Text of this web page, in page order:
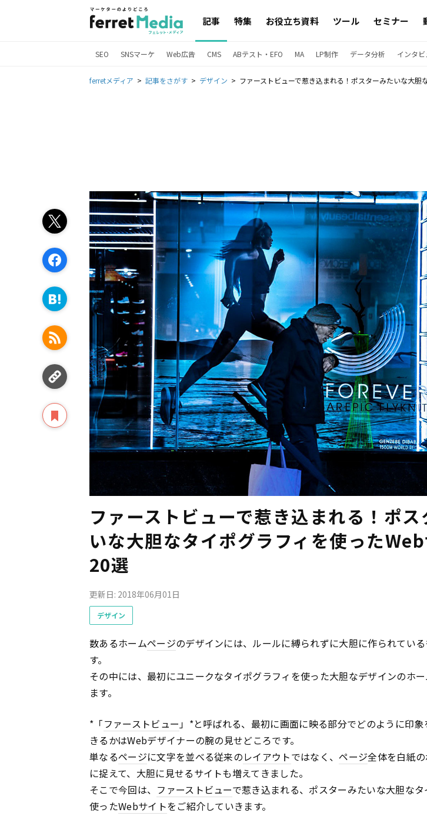
記事 特集 お役立ち資料 ツール セミナー
SEO SNSマーケ Web広告 CMS ABテスト・EFO MA LP制作 データ分析 インタビ
ferretメディア 記事をさがす デザイン ファーストビューで惹き込まれる！ポスターみたいな大
ファーストビューで惹き込まれる！ポス
いな大胆なタイポグラフィを使った
20選
更新日: 2018年06月01日
デザイン
数あるホームページのデザインには、ルールに縛られずに大胆に作られてい
す。
その中には、最初にユニークなタイポグラフィを使った大胆なデザインのホー
ます。
*「ファーストビュー」*と呼ばれる、最初に画面に映る部分でどのように印象
きるかはWebデザイナーの腕の見せどころです。
単なるページに文字を並べる従来のレイアウトではなく、ページ全体を白紙
に捉えて、大胆に見せるサイトも増えてきました。
そこで今回は、 ファーストビューで惹き込まれる、ポスターみたいな大胆な
使ったWebサイトをご紹介していきます。